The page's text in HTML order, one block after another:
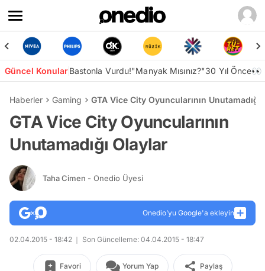
Güncel KonularBastonla Vurdu!"Manyak Mısınız?"30 Yıl Önce👀
Haberler Gaming GTA Vice City Oyuncularının Unutamadığı
GTA Vice City Oyuncularının
Unutamadığı Olaylar
Taha Cimen - Onedio Üyesi
Onedio’yu Google'a ekleyin
02.04.2015 - 18:42 Son Güncelleme: 04.04.2015 - 18:47
Favori Yorum Yap Paylaş